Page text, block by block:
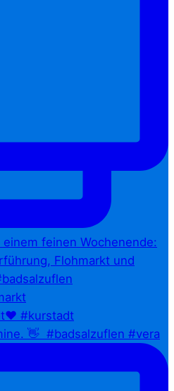
👋⁠ ⁠ #badsalzuflen #vera